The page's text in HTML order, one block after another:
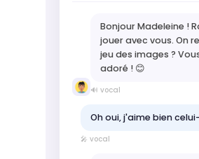
Bonjour Madeleine !
jouer avec vous. On
jeu des images ?
adoré ! 😊
🔊 vocal
Oh oui, j'aime bien
🎤 vocal